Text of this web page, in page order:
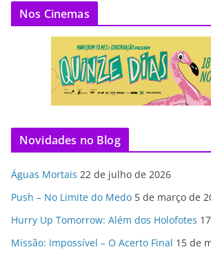
Nos Cinemas
Novidades no Blog
Águas Mortais 22 de julho de 2026
Push – No Limite do Medo 5 de março de
Hurry Up Tomorrow: Além dos Holofotes
Missão: Impossível – O Acerto Final 15 de